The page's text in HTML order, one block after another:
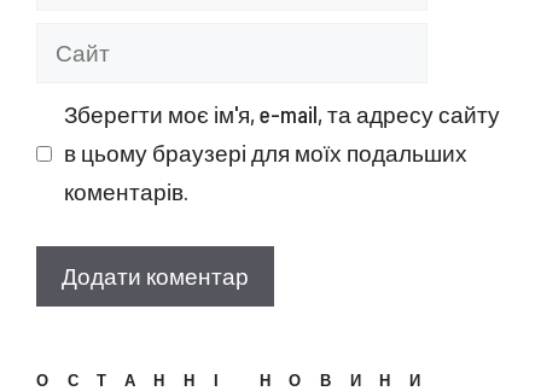
Сайт
Зберегти моє ім'я, e-mail, та адресу сайту
в цьому браузері для моїх подальших
коментарів.
ОСТАННІ НОВИНИ